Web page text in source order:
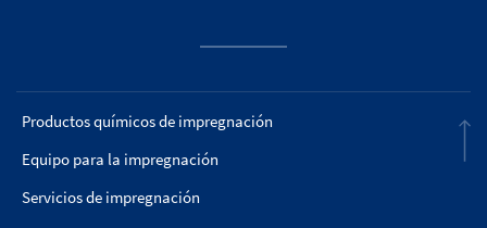
Productos químicos de impregnación
Equipo para la impregnación
Servicios de impregnación